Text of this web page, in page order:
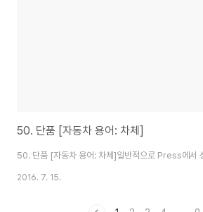
50. 단품 [자동차 용어: 차체]
50. 단품 [자동차 용어: 차체]일반적으로 Press에서
2016. 7. 15.